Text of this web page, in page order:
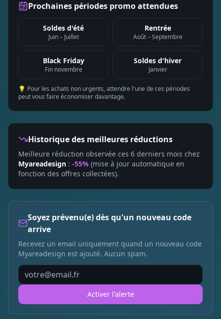
Prochaines périodes promo attendues
Soldes d'été
Juin – Juillet
Rentrée
Août – Septembre
Black Friday
Fin novembre
Soldes d'hiver
Janvier
💡 Pour les achats non urgents, attendre l'une de ces périodes
peut vous faire économiser davantage.
Historique des meilleures réductions
Meilleure réduction observée ces 6 derniers mois chez
Myareadesign : -55% (mise à jour automatique en
fonction des offres collectées).
Soyez prévenu(e) dès qu'un nouveau code
arrive
Recevez un email uniquement quand un nouveau code
Myareadesign est ajouté. Aucun spam.
Activer l'alerte